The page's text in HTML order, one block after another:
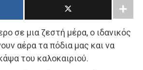
σε μια ζεστή μέρα, ο ιδανικός
αέρα τα πόδια μας και να
του καλοκαιριού.